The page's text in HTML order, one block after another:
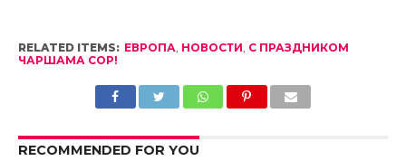
RELATED ITEMS: ЕВРОПА, НОВОСТИ, С ПРАЗДНИКОМ
ЧАРШАМА СОР!
RECOMMENDED FOR YOU